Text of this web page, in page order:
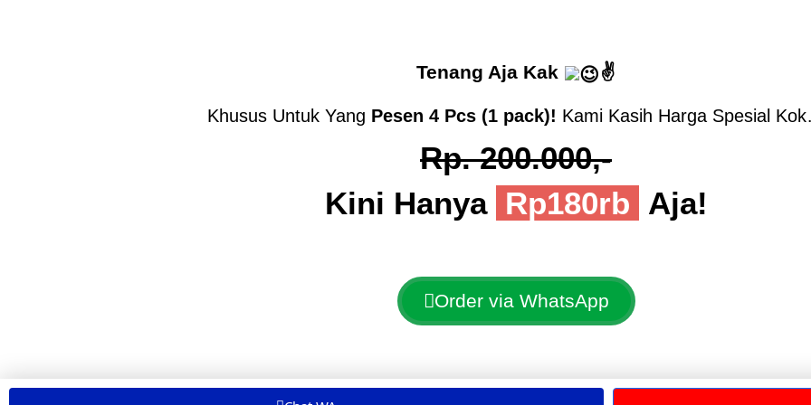
Tenang Aja Kak ✌
Khusus Untuk Yang Pesen 4 Pcs (1 pack)! Kami Kasih Harga Spesial
Rp. 200.000,-
Kini Hanya Rp180rb Aja!
Order via WhatsApp